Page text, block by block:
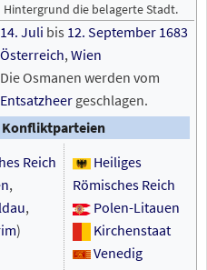
Hintergrund die belagerte Stadt.
14. Juli bis 12. September 1683
Österreich,Wien
Die Osmanen werden vom
Entsatzheer geschlagen.
Konfliktparteien
Reich
,
,
)
Heiliges
Römisches Reich
Polen-Litauen
Kirchenstaat
Venedig